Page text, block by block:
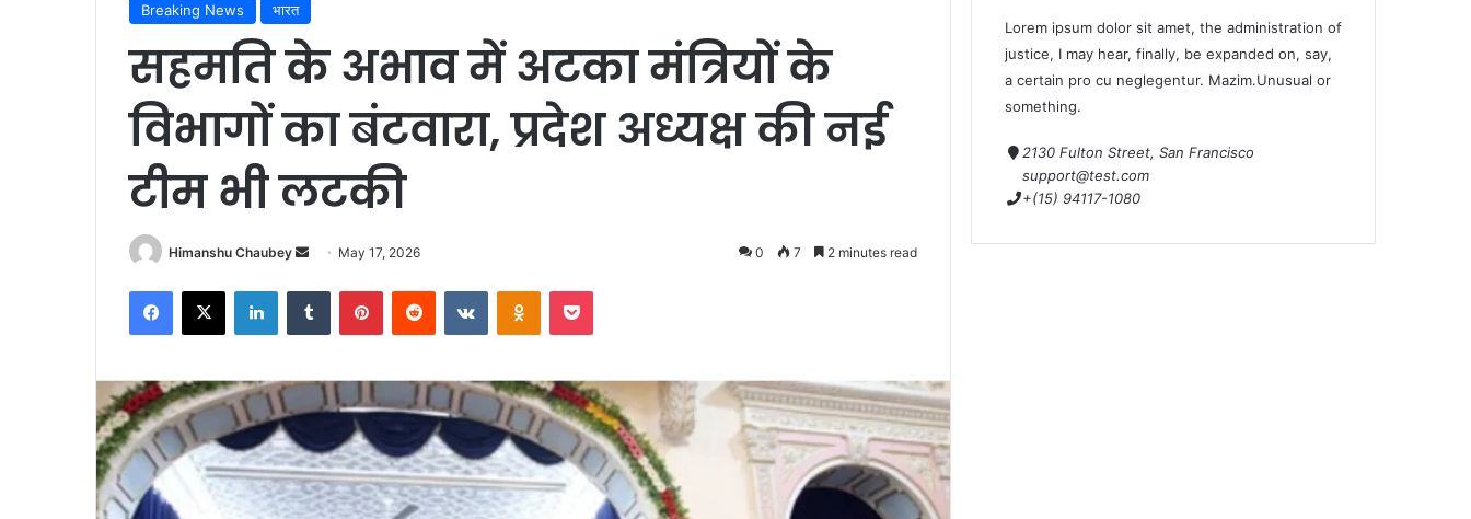
Breaking News भारत
सहमति के अभाव में अटका मंत्रियों के
विभागों का बंटवारा, प्रदेश अध्यक्ष की नई
टीम भी लटकी
Himanshu Chaubey May 17, 2026 0 7 2 minutes read
Lorem ipsum dolor sit amet, the administration of
justice, I may hear, finally, be expanded on, say,
a certain pro cu neglegentur. Mazim.Unusual or
something.
2130 Fulton Street, San Francisco
support@test.com
+(15) 94117-1080